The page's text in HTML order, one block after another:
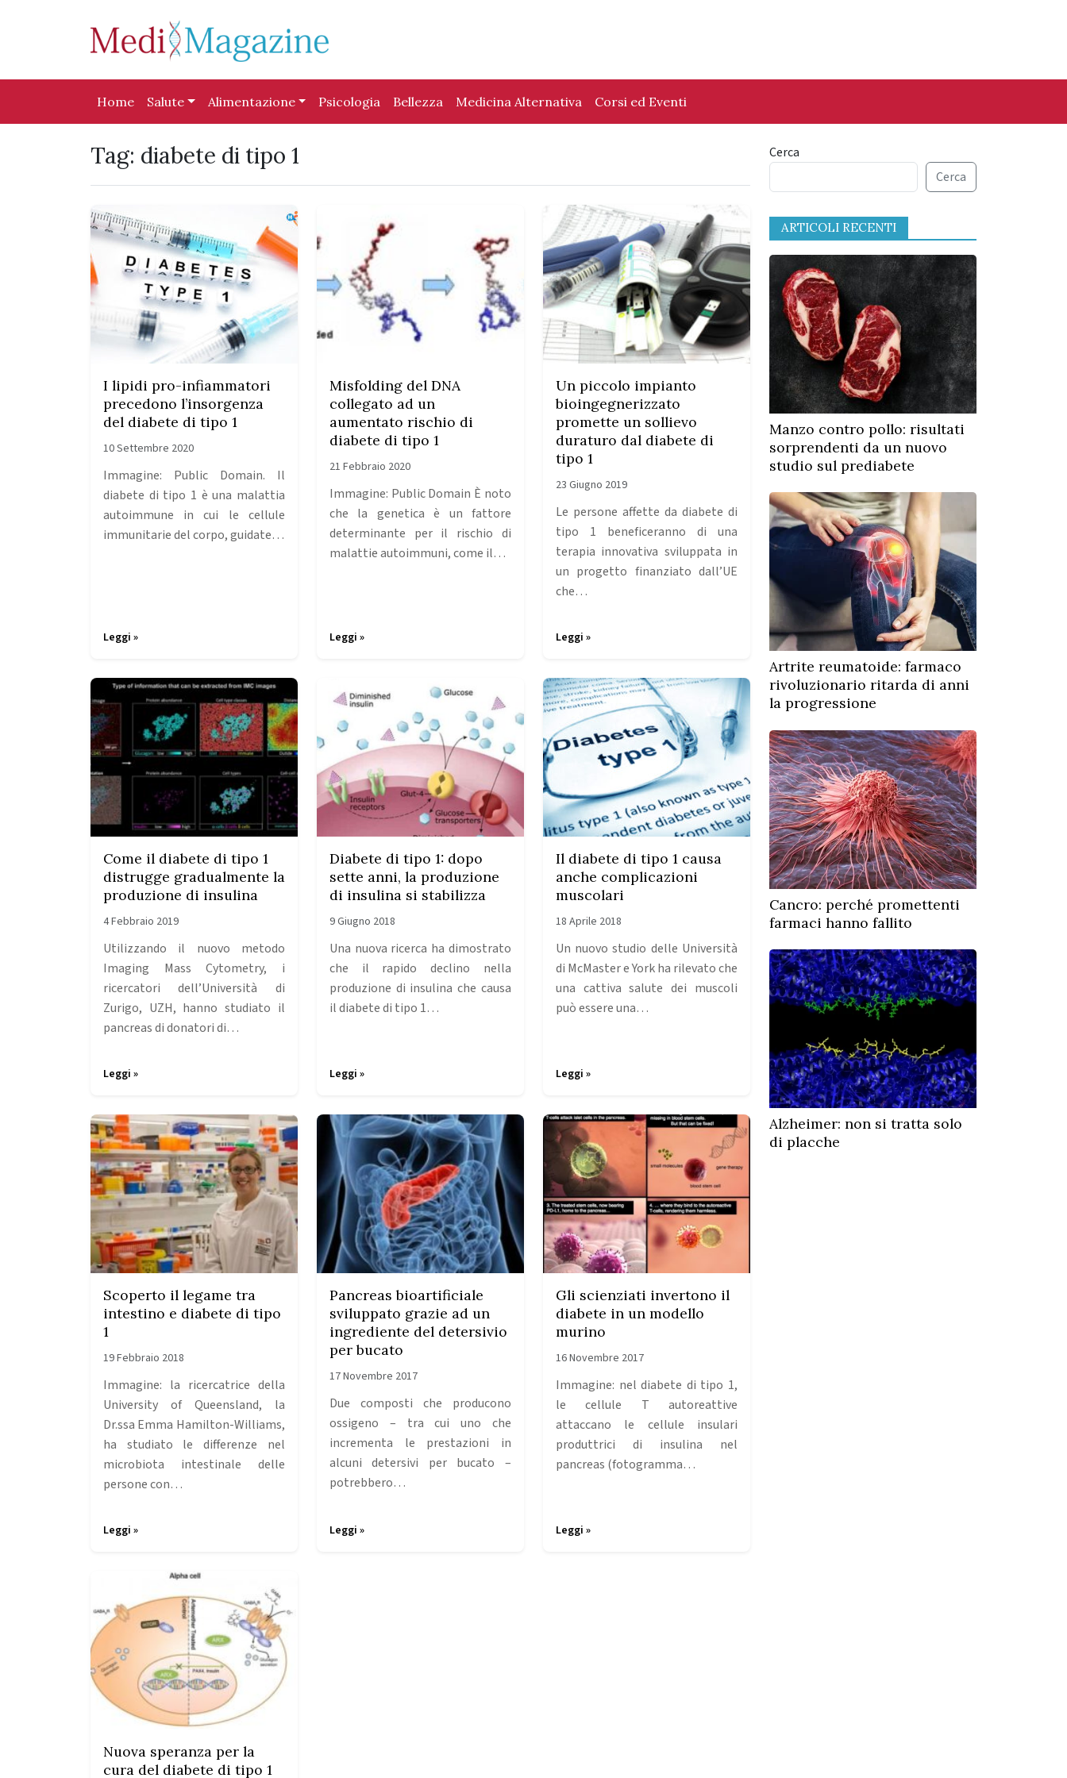
Home Salute Alimentazione Psicologia Bellezza Medicina Alternativa Corsi ed Eventi
Tag: diabete di tipo 1
I lipidi pro-infiammatori
precedono l’insorgenza
del diabete di tipo 1
10 Settembre 2020
Immagine: Public Domain. Il
diabete di tipo 1 è una malattia
autoimmune in cui le cellule
immunitarie del corpo, guidate…
Leggi »
Misfolding del DNA
collegato ad un
aumentato rischio di
diabete di tipo 1
21 Febbraio 2020
Immagine: Public Domain È noto
che la genetica è un fattore
determinante per il rischio di
malattie autoimmuni, come il…
Leggi »
Un piccolo impianto
bioingegnerizzato
promette un sollievo
duraturo dal diabete di
tipo 1
23 Giugno 2019
Le persone affette da diabete di
tipo 1 beneficeranno di una
terapia innovativa sviluppata in
un progetto finanziato dall’UE
che…
Leggi »
Come il diabete di tipo 1
distrugge gradualmente la
produzione di insulina
4 Febbraio 2019
Utilizzando il nuovo metodo
Imaging Mass Cytometry, i
ricercatori dell’Università di
Zurigo, UZH, hanno studiato il
pancreas di donatori di…
Leggi »
Diabete di tipo 1: dopo
sette anni, la produzione
di insulina si stabilizza
9 Giugno 2018
Una nuova ricerca ha dimostrato
che il rapido declino nella
produzione di insulina che causa
il diabete di tipo 1…
Leggi »
Il diabete di tipo 1 causa
anche complicazioni
muscolari
18 Aprile 2018
Un nuovo studio delle Università
di McMaster e York ha rilevato che
una cattiva salute dei muscoli
può essere una…
Leggi »
Scoperto il legame tra
intestino e diabete di tipo
1
19 Febbraio 2018
Immagine: la ricercatrice della
University of Queensland, la
Dr.ssa Emma Hamilton-Williams,
ha studiato le differenze nel
microbiota intestinale delle
persone con…
Leggi »
Pancreas bioartificiale
sviluppato grazie ad un
ingrediente del detersivio
per bucato
17 Novembre 2017
Due composti che producono
ossigeno – tra cui uno che
incrementa le prestazioni in
alcuni detersivi per bucato –
potrebbero…
Leggi »
Gli scienziati invertono il
diabete in un modello
murino
16 Novembre 2017
Immagine: nel diabete di tipo 1,
le cellule T autoreattive
attaccano le cellule insulari
produttrici di insulina nel
pancreas (fotogramma…
Leggi »
Nuova speranza per la
cura del diabete di tipo 1
Cerca
Cerca
ARTICOLI RECENTI
Manzo contro pollo: risultati
sorprendenti da un nuovo
studio sul prediabete
Artrite reumatoide: farmaco
rivoluzionario ritarda di anni
la progressione
Cancro: perché promettenti
farmaci hanno fallito
Alzheimer: non si tratta solo
di placche